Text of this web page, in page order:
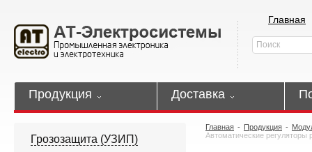
Главная
Продукция Доставка
Грозозащита (УЗИП)
Главная - Продукция -
Автоматические регуляторы